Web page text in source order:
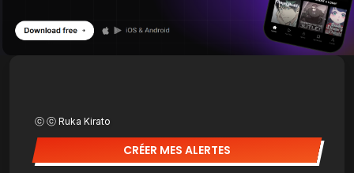
ⓒ ⓒ Ruka Kirato
CRÉER MES ALERTES